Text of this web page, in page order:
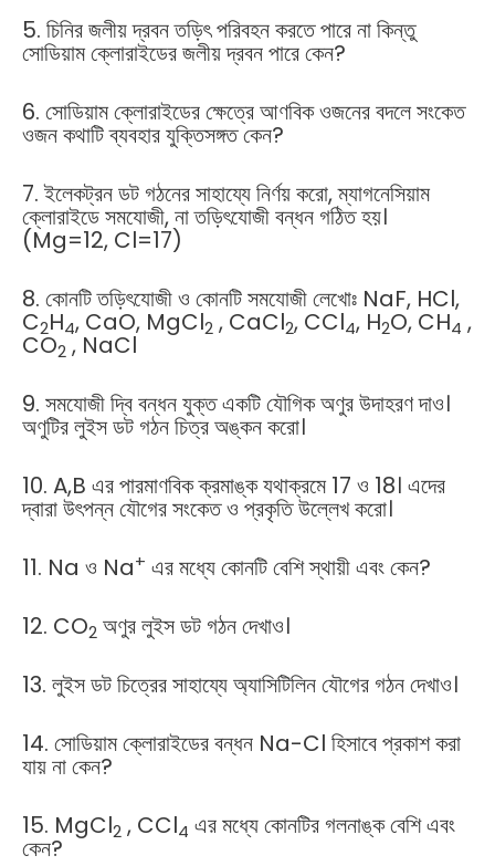
5. চিনির জলীয় দ্রবন তড়িৎ পরিবহন করতে পারে না কিন্তু
সোডিয়াম ক্লোরাইডের জলীয় দ্রবন পারে কেন?
6. সোডিয়াম ক্লোরাইডের ক্ষেত্রে আণবিক ওজনের বদলে সংকেত
ওজন কথাটি ব্যবহার যুক্তিসঙ্গত কেন?
7. ইলেকট্রন ডট গঠনের সাহায্যে নির্ণয় করো, ম্যাগনেসিয়াম
ক্লোরাইডে সমযোজী, না তড়িৎযোজী বন্ধন গঠিত হয়।
(Mg=12, Cl=17)
8. কোনটি তড়িৎযোজী ও কোনটি সমযোজী লেখোঃ NaF, HCl,
C2H4, CaO, MgCl2 , CaCl2, CCl4, H2O, CH4 ,
CO2 , NaCl
9. সমযোজী দ্বি বন্ধন যুক্ত একটি যৌগিক অণুর উদাহরণ দাও।
অণুটির লুইস ডট গঠন চিত্র অঙ্কন করো।
10. A,B এর পারমাণবিক ক্রমাঙ্ক যথাক্রমে 17 ও 18। এদের
দ্বারা উৎপন্ন যৌগের সংকেত ও প্রকৃতি উল্লেখ করো।
11. Na ও Na+ এর মধ্যে কোনটি বেশি স্থায়ী এবং কেন?
12. CO2 অণুর লুইস ডট গঠন দেখাও।
13. লুইস ডট চিত্রের সাহায্যে অ্যাসিটিলিন যৌগের গঠন দেখাও।
14. সোডিয়াম ক্লোরাইডের বন্ধন Na-Cl হিসাবে প্রকাশ করা
যায় না কেন?
15. MgCl2 , CCl4 এর মধ্যে কোনটির গলনাঙ্ক বেশি এবং
কেন?